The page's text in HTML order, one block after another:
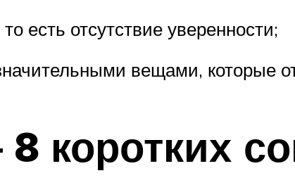
есть отсутствие уверенности;
вещами, которые
коротких